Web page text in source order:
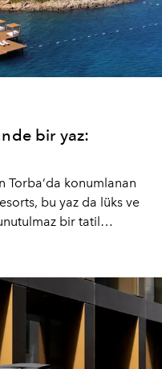
bir yaz:
Torba’da konumlanan
bu yaz da lüks ve
bir tatil